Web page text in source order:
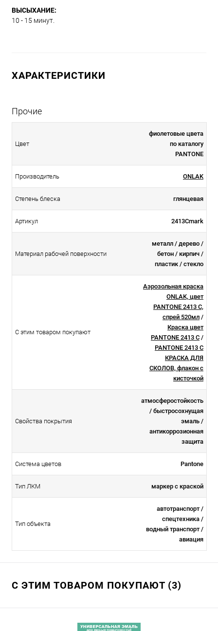
ВЫСЫХАНИЕ:
10 - 15 минут.
ХАРАКТЕРИСТИКИ
Прочие
Цвет
фиолетовые цвета
по каталогу
PANTONE
Производитель ONLAK
Степень блеска глянцевая
Артикул 2413Cmark
Материал рабочей поверхности
металл / дерево /
бетон / кирпич /
пластик / стекло
С этим товаром покупают
Аэрозольная краска
ONLAK, цвет
PANTONE 2413 C,
спрей 520мл /
Краска цвет
PANTONE 2413 C /
PANTONE 2413 C
КРАСКА ДЛЯ
СКОЛОВ, флакон с
кисточкой
Свойства покрытия
атмосферостойкоcть
/ быстросохнущая
эмаль /
антикоррозионная
защита
Система цветов Pantone
Тип ЛКМ маркер с краской
Тип объекта
автотранспорт /
спецтехника /
водный транспорт /
авиация
С ЭТИМ ТОВАРОМ ПОКУПАЮТ (3)